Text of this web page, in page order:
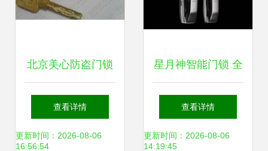
北京美心防盗门锁
具 守护家庭安全，
专业销售与维修一
查看详情
更新时间：2026-08-06
16:56:54
星月神智能门锁 全
国24小时官方客服
与一站式售后服务
查看详情
更新时间：2026-08-06
14:19:45